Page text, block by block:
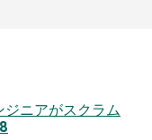
ニアがスクラム